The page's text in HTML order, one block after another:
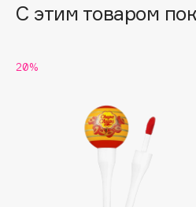
Beautyblades
НОВИНКА
Bebble
С этим товаром
20%